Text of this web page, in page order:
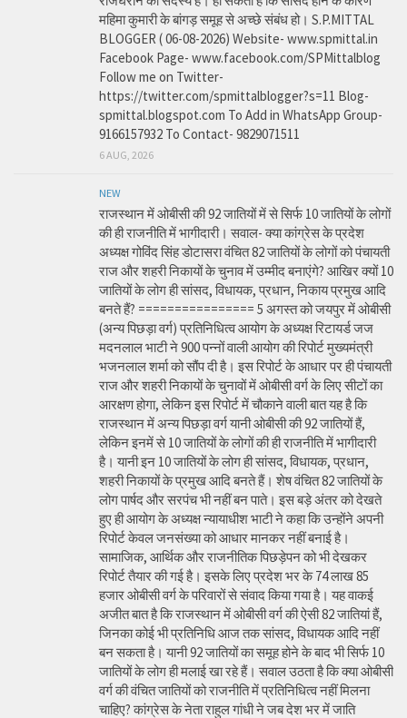
महिमा कुमारी के बांगड़ समूह से अच्छे संबंध हो। S.P.MITTAL
BLOGGER ( 06-08-2026) Website- www.spmittal.in
Facebook Page- www.facebook.com/SPMittalblog
Follow me on Twitter-
https://twitter.com/spmittalblogger?s=11 Blog-
spmittal.blogspot.com To Add in WhatsApp Group-
9166157932 To Contact- 9829071511
6 AUG, 2026
NEW
राजस्थान में ओबीसी की 92 जातियों में से सिर्फ 10 जातियों के लोगों
की ही राजनीति में भागीदारी। सवाल- क्या कांग्रेस के प्रदेश
अध्यक्ष गोविंद सिंह डोटासरा वंचित 82 जातियों के लोगों को पंचायती
राज और शहरी निकायों के चुनाव में उम्मीद बनाएंगे? आखिर क्यों 10
जातियों के लोग ही सांसद, विधायक, प्रधान, निकाय प्रमुख आदि
बनते हैं? ================ 5 अगस्त को जयपुर में ओबीसी
(अन्य पिछड़ा वर्ग) प्रतिनिधित्व आयोग के अध्यक्ष रिटायर्ड जज
मदनलाल भाटी ने 900 पन्नों वाली आयोग की रिपोर्ट मुख्यमंत्री
भजनलाल शर्मा को सौंप दी है। इस रिपोर्ट के आधार पर ही पंचायती
राज और शहरी निकायों के चुनावों में ओबीसी वर्ग के लिए सीटों का
आरक्षण होगा, लेकिन इस रिपोर्ट में चौकाने वाली बात यह है कि
राजस्थान में अन्य पिछड़ा वर्ग यानी ओबीसी की 92 जातियों हैं,
लेकिन इनमें से 10 जातियों के लोगों की ही राजनीति में भागीदारी
है। यानी इन 10 जातियों के लोग ही सांसद, विधायक, प्रधान,
शहरी निकायों के प्रमुख आदि बनते हैं। शेष वंचित 82 जातियों के
लोग पार्षद और सरपंच भी नहीं बन पाते। इस बड़े अंतर को देखते
हुए ही आयोग के अध्यक्ष न्यायाधीश भाटी ने कहा कि उन्होंने अपनी
रिपोर्ट केवल जनसंख्या को आधार मानकर नहीं बनाई है।
सामाजिक, आर्थिक और राजनीतिक पिछड़ेपन को भी देखकर
रिपोर्ट तैयार की गई है। इसके लिए प्रदेश भर के 74 लाख 85
हजार ओबीसी वर्ग के परिवारों से संवाद किया गया है। यह वाकई
अजीत बात है कि राजस्थान में ओबीसी वर्ग की ऐसी 82 जातियां हैं,
जिनका कोई भी प्रतिनिधि आज तक सांसद, विधायक आदि नहीं
बन सकता है। यानी 92 जातियों का समूह होने के बाद भी सिर्फ 10
जातियों के लोग ही मलाई खा रहे हैं। सवाल उठता है कि क्या ओबीसी
वर्ग की वंचित जातियों को राजनीति में प्रतिनिधित्व नहीं मिलना
चाहिए? कांग्रेस के नेता राहुल गांधी ने जब देश भर में जाति